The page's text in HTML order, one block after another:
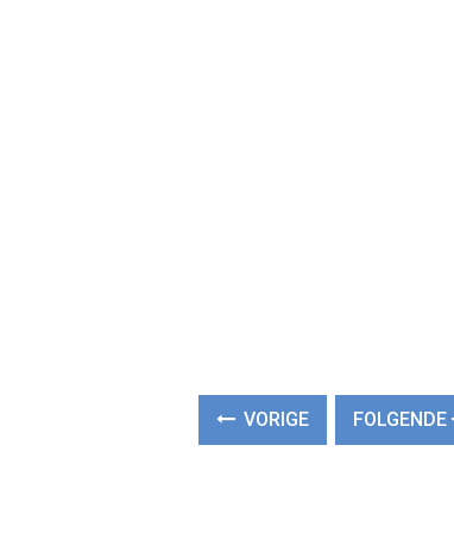
VORIGE FOLGENDE